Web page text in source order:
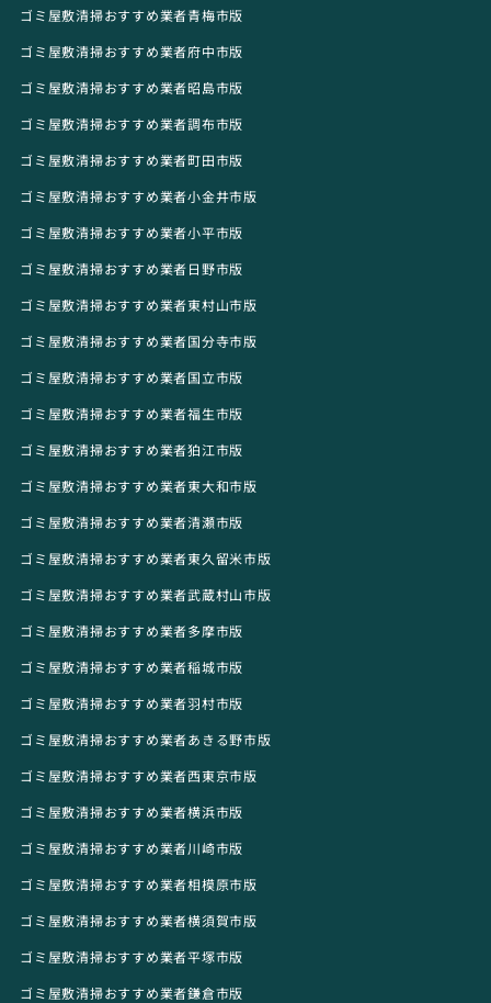
ゴミ屋敷清掃おすすめ業者青梅市版
ゴミ屋敷清掃おすすめ業者府中市版
ゴミ屋敷清掃おすすめ業者昭島市版
ゴミ屋敷清掃おすすめ業者調布市版
ゴミ屋敷清掃おすすめ業者町田市版
ゴミ屋敷清掃おすすめ業者小金井市版
ゴミ屋敷清掃おすすめ業者小平市版
ゴミ屋敷清掃おすすめ業者日野市版
ゴミ屋敷清掃おすすめ業者東村山市版
ゴミ屋敷清掃おすすめ業者国分寺市版
ゴミ屋敷清掃おすすめ業者国立市版
ゴミ屋敷清掃おすすめ業者福生市版
ゴミ屋敷清掃おすすめ業者狛江市版
ゴミ屋敷清掃おすすめ業者東大和市版
ゴミ屋敷清掃おすすめ業者清瀬市版
ゴミ屋敷清掃おすすめ業者東久留米市版
ゴミ屋敷清掃おすすめ業者武蔵村山市版
ゴミ屋敷清掃おすすめ業者多摩市版
ゴミ屋敷清掃おすすめ業者稲城市版
ゴミ屋敷清掃おすすめ業者羽村市版
ゴミ屋敷清掃おすすめ業者あきる野市版
ゴミ屋敷清掃おすすめ業者西東京市版
ゴミ屋敷清掃おすすめ業者横浜市版
ゴミ屋敷清掃おすすめ業者川崎市版
ゴミ屋敷清掃おすすめ業者相模原市版
ゴミ屋敷清掃おすすめ業者横須賀市版
ゴミ屋敷清掃おすすめ業者平塚市版
ゴミ屋敷清掃おすすめ業者鎌倉市版